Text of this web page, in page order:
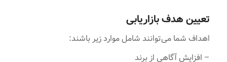
تعیین هدف بازاریابی
اهداف شما می‌توانند شامل موارد زیر باشند:
– افزایش آگاهی از برند